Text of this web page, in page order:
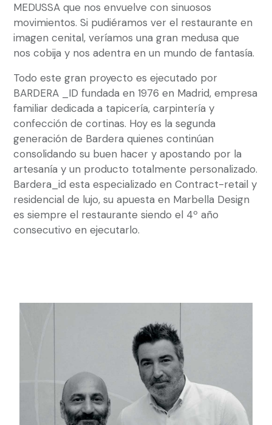
MEDUSSA que nos envuelve con sinuosos
movimientos. Si pudiéramos ver el restaurante en
imagen cenital, veríamos una gran medusa que
nos cobija y nos adentra en un mundo de fantasía.
Todo este gran proyecto es ejecutado por
BARDERA _ID fundada en 1976 en Madrid, empresa
familiar dedicada a tapicería, carpintería y
confección de cortinas. Hoy es la segunda
generación de Bardera quienes continúan
consolidando su buen hacer y apostando por la
artesanía y un producto totalmente personalizado.
Bardera_id esta especializado en Contract-retail y
residencial de lujo, su apuesta en Marbella Design
es siempre el restaurante siendo el 4º año
consecutivo en ejecutarlo.